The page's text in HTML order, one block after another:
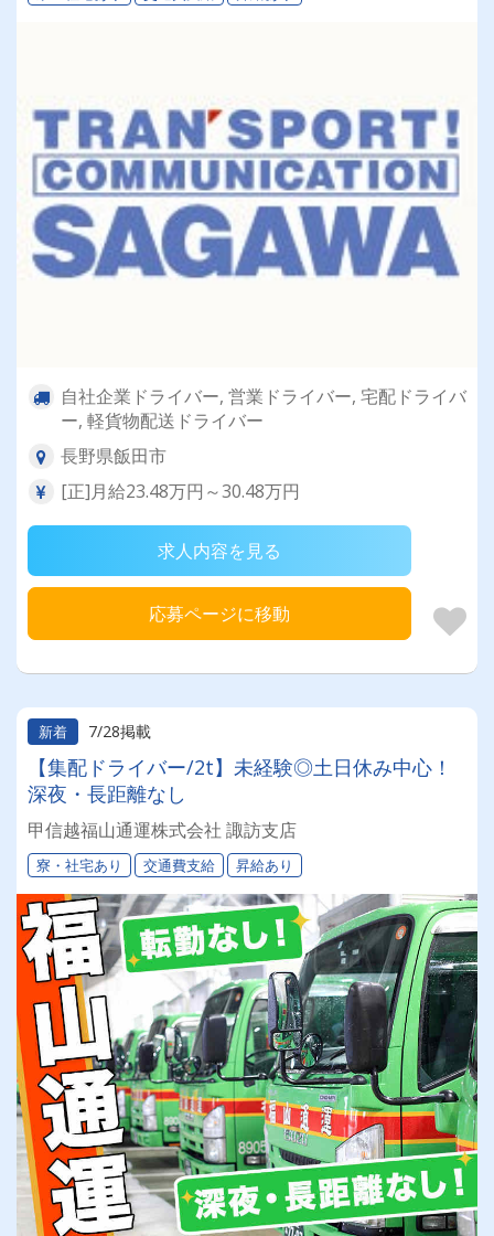
自社企業ドライバー, 営業ドライバー, 宅配ドライバ
ー, 軽貨物配送ドライバー
長野県飯田市
[正]月給23.48万円～30.48万円
求人内容を見る
応募ページに移動
新着 7/28掲載
【集配ドライバー/2t】未経験◎土日休み中心！
深夜・長距離なし
甲信越福山通運株式会社 諏訪支店
寮・社宅あり 交通費支給 昇給あり